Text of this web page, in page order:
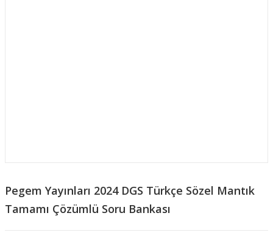
Pegem Yayınları 2024 DGS Türkçe Sözel Mantık
Tamamı Çözümlü Soru Bankası